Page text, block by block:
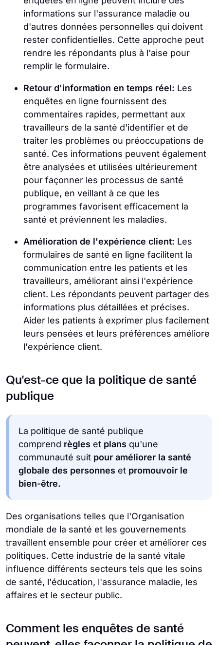
informations sur l'assurance maladie ou
d'autres données personnelles qui doivent
rester confidentielles. Cette approche peut
rendre les répondants plus à l'aise pour
remplir le formulaire.
Retour d'information en temps réel: Les
enquêtes en ligne fournissent des
commentaires rapides, permettant aux
travailleurs de la santé d'identifier et de
traiter les problèmes ou préoccupations de
santé. Ces informations peuvent également
être analysées et utilisées ultérieurement
pour façonner les processus de santé
publique, en veillant à ce que les
programmes favorisent efficacement la
santé et préviennent les maladies.
Amélioration de l'expérience client: Les
formulaires de santé en ligne facilitent la
communication entre les patients et les
travailleurs, améliorant ainsi l'expérience
client. Les répondants peuvent partager des
informations plus détaillées et précises.
Aider les patients à exprimer plus facilement
leurs pensées et leurs préférences améliore
l'expérience client.
Qu'est-ce que la politique de santé
publique
La politique de santé publique
comprend règles et plans qu'une
communauté suit pour améliorer la santé
globale des personnes et promouvoir le
bien-être.
Des organisations telles que l'Organisation
mondiale de la santé et les gouvernements
travaillent ensemble pour créer et améliorer ces
politiques. Cette industrie de la santé vitale
influence différents secteurs tels que les soins
de santé, l'éducation, l'assurance maladie, les
affaires et le secteur public.
Comment les enquêtes de santé